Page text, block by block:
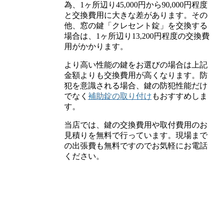
為、1ヶ所辺り45,000円から90,000円程度
と交換費用に大きな差があります。その
他、窓の鍵「クレセント錠」を交換する
場合は、1ヶ所辺り13,200円程度の交換費
用がかかります。
より高い性能の鍵をお選びの場合は上記
金額よりも交換費用が高くなります。防
犯を意識される場合、鍵の防犯性能だけ
でなく 補助錠の取り付け もおすすめしま
す。
当店では、鍵の交換費用や取付費用のお
見積りを無料で行っています。現場まで
の出張費も無料ですのでお気軽にお電話
ください。